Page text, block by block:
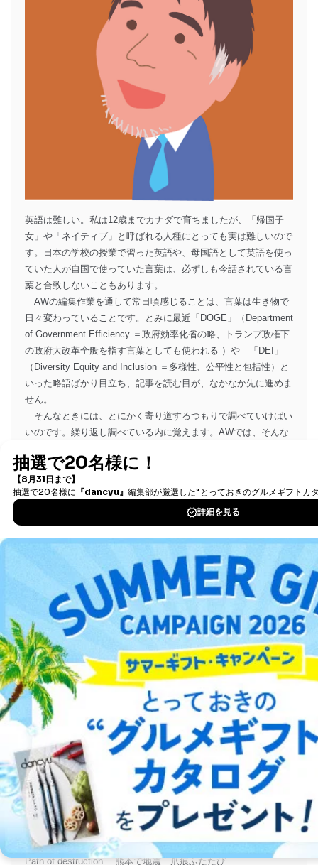
英語は難しい。私は12歳までカナダで育ちましたが、「帰国子
女」や「ネイティブ」と呼ばれる人種にとっても実は難しいので
す。日本の学校の授業で習った英語や、母国語として英語を使っ
ていた人が自国で使っていた言葉は、必ずしも今話されている言
葉と合致しないこともあります。
AWの編集作業を通して常日頃感じることは、言葉は生き物で
日々変わっていることです。とみに最近「DOGE」（Department
of Government Efficiency ＝政府効率化省の略、トランプ政権下
の政府大改革全般を指す言葉としても使われる ）や 「DEI」
（Diversity Equity and Inclusion ＝多様性、公平性と包括性）と
いった略語ばかり目立ち、記事を読む目が、なかなか先に進めま
せん。
そんなときには、とにかく寄り道するつもりで調べていけばい
いのです。繰り返し調べている内に覚えます。AWでは、そんな
AWの記事は用語解説や和訳などで手助け（helping hand)をさし
のべます。
さあ、一緒にニュースを使って今の英語に触れてみませんか。
定期購読のプレゼント
目次
紙版 デジタル版
週刊英和新聞 Asahi Weekly （朝日ウイークリー）
2026/8/9-16号
This Week
On the Cover
Path of destruction 熊本で地震 爪痕ふたたび